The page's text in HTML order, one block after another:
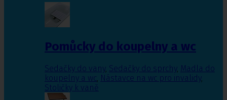
Pomůcky do koupelny a wc
Sedačky do vany, Sedačky do sprchy, Madla do
koupelny a wc, Nástavce na wc pro invalidy,
Stoličky k vaně